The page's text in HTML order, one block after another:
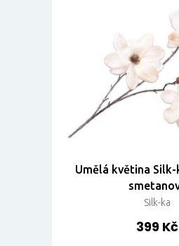
Umělá květina
Silk-ka
399 Kč